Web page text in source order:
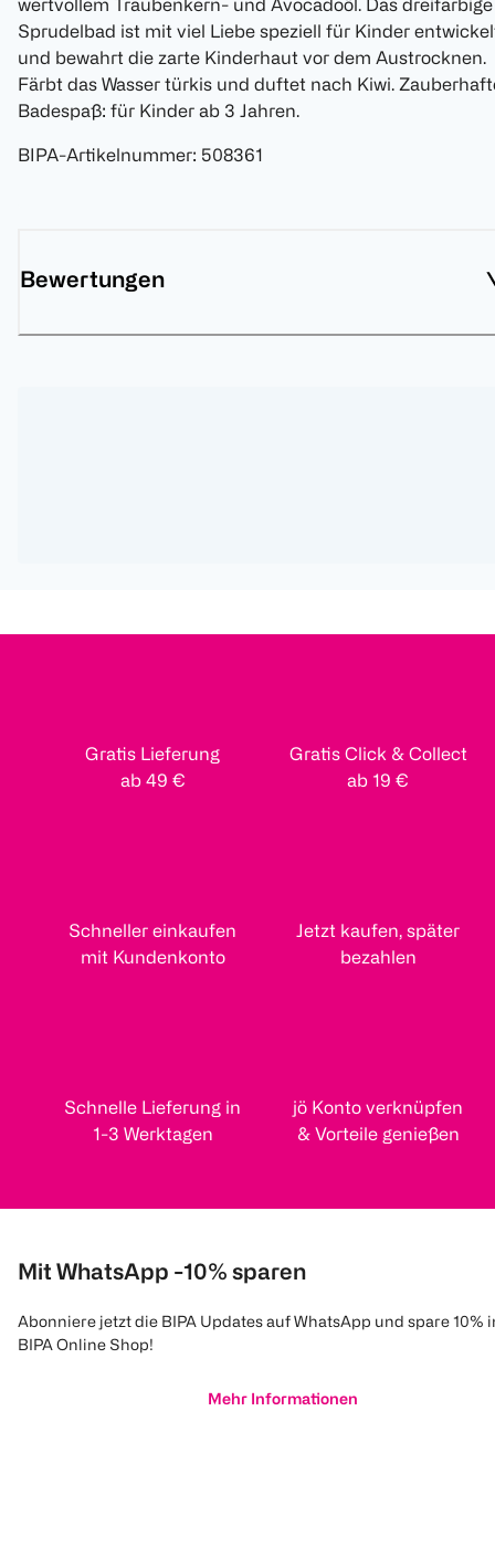
wertvollem Traubenkern- und Avocadoöl. Das dreifarbige
Sprudelbad ist mit viel Liebe speziell für Kinder
und bewahrt die zarte Kinderhaut vor dem Austrocknen.
Färbt das Wasser türkis und duftet nach Kiwi.
Badespaß: für Kinder ab 3 Jahren.
BIPA-Artikelnummer: 508361
Bewertungen
Gratis Lieferung
ab 49 €
Gratis Click & Collect
ab 19 €
Schneller einkaufen
mit Kundenkonto
Jetzt kaufen, später
bezahlen
Schnelle Lieferung in
1-3 Werktagen
jö Konto verknüpfen
& Vorteile genießen
Mit WhatsApp -10% sparen
Abonniere jetzt die BIPA Updates auf WhatsApp und spare 10%
BIPA Online Shop!
Mehr Informationen